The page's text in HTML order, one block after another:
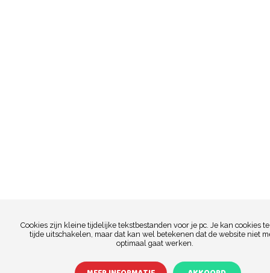
Cookies zijn kleine tijdelijke tekstbestanden voor je pc. Je kan cookies
tijde uitschakelen, maar dat kan wel betekenen dat de website niet
optimaal gaat werken.